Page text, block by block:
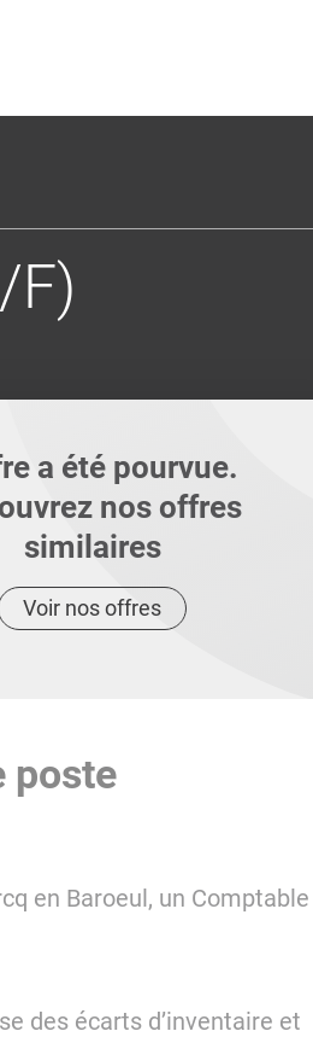
F)
a été pourvue.
nos offres
similaires
Voir nos offres
poste
en Baroeul, un Comptable
des écarts d’inventaire et